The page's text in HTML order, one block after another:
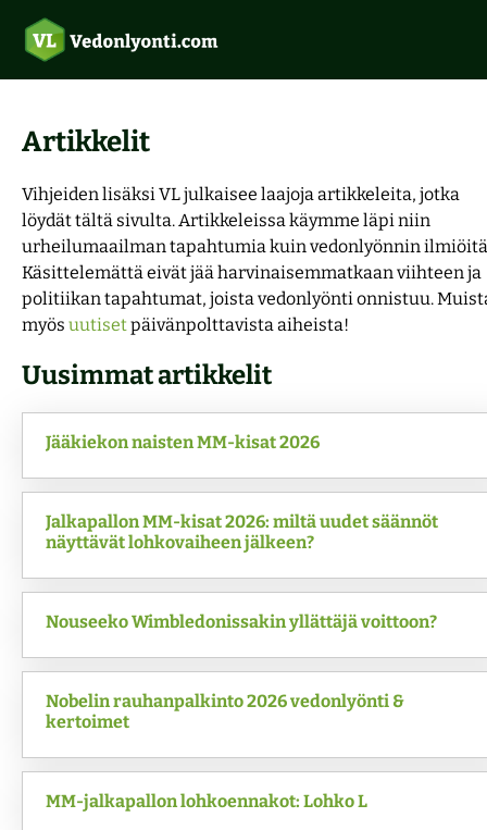
Uudet vedonlyöntisivustot 2026
Vedonlyönti ilman rekisteröitymistä
Top 5 vedonlyöntisivut
Ilmaisvedot
Tarjoukset
Suomalaiset kasinot
Verovapaat kasinot
Pikakasinot
Kasinobonukset
Uudet kasinot 2026
Pitkävetovihjeet
Pelivihjeet
Ravivihjeet
Aloittelijoiden opas
Maksutavat
Lisenssit
Työkalut
Rallin vedonlyönti
F1 vedonlyönti
Yleisurheilun EM-kisat 2026
Konferenssiliiga 2026-27
Artikkelit
Vihjeiden lisäksi VL julkaisee laajoja artikkeleita, jotka
löydät tältä sivulta. Artikkeleissa käymme läpi niin
urheilumaailman tapahtumia kuin vedonlyönnin
Käsittelemättä eivät jää harvinaisemmatkaan viihteen ja
politiikan tapahtumat, joista vedonlyönti onnistuu.
myös uutisetpäivänpolttavista aiheista!
Uusimmat artikkelit
Jääkiekon naisten MM-kisat 2026
Jalkapallon MM-kisat 2026: miltä uudet säännöt
näyttävät lohkovaiheen jälkeen?
Nouseeko Wimbledonissakin yllättäjä voittoon?
Nobelin rauhanpalkinto 2026 vedonlyönti &
kertoimet
MM-jalkapallon lohkoennakot: Lohko L